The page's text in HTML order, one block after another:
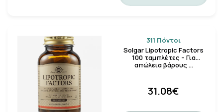
311 Πόντοι
Solgar Lipotropic Factors
100 ταμπλέτες – Για
απώλεια βάρους …
31.08€